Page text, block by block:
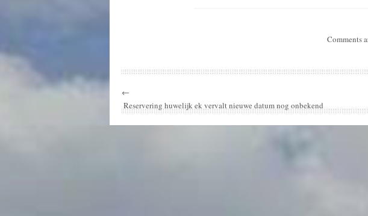
Comments
←
Reservering huwelijk ek vervalt nieuwe datum nog onbekend